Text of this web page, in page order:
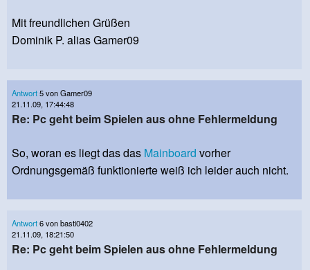
Mit freundlichen Grüßen
Dominik P. alias Gamer09
Antwort5 von Gamer09
21.11.09, 17:44:48
Re: Pc geht beim Spielen aus ohne Fehlermeldung
So, woran es liegt das das Mainboard vorher
Ordnungsgemäß funktionierte weiß ich leider auch nicht.
Antwort6 von basti0402
21.11.09, 18:21:50
Re: Pc geht beim Spielen aus ohne Fehlermeldung